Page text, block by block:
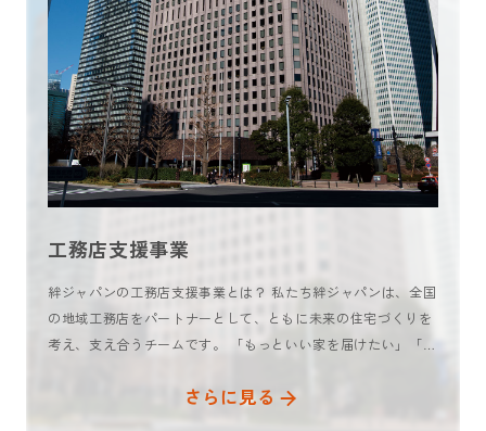
工務店支援事業
絆ジャパンの工務店支援事業とは？ 私たち絆ジャパンは、全国
の地域工務店をパートナーとして、ともに未来の住宅づくりを
考え、支え合うチームです。 「もっといい家を届けたい」「地
さらに見る